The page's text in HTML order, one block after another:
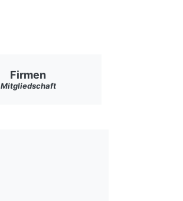
Firmen
Mitgliedschaft